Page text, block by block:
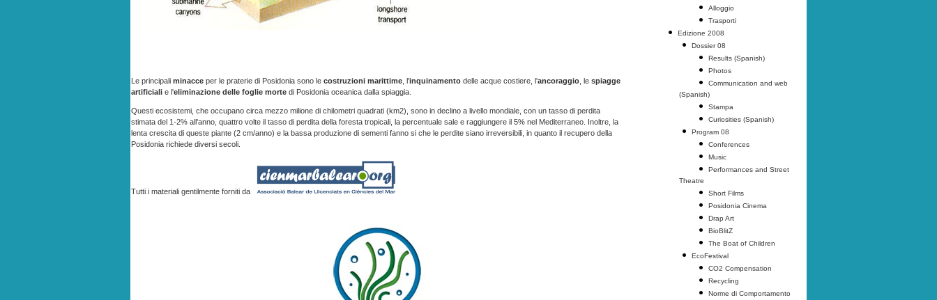
Le principali minacce per le praterie di Posidonia sono le costruzioni marittime , l'inquinamento delle acque costiere, l'ancoraggio , le spiagge
artificiali e l'eliminazione delle foglie morte di Posidonia oceanica dalla spiaggia.
Questi ecosistemi, che occupano circa mezzo milione di chilometri quadrati (km2), sono in declino a livello mondiale, con un tasso di perdita
stimata del 1-2% all'anno, quattro volte il tasso di perdita della foresta tropicali, la percentuale sale e raggiungere il 5% nel Mediterraneo. Inoltre, la
lenta crescita di queste piante (2 cm/anno) e la bassa produzione di sementi fanno si che le perdite siano irreversibili, in quanto il recupero della
Posidonia richiede diversi secoli.
Tutti i materiali gentilmente forniti da
Alloggio
Trasporti
Edizione 2008
Dossier 08
Results (Spanish)
Photos
Communication and web
(Spanish)
Stampa
Curiosities (Spanish)
Program 08
Conferences
Music
Performances and Street
Theatre
Short Films
Posidonia Cinema
Drap Art
BioBlitZ
The Boat of Children
EcoFestival
CO2 Compensation
Recycling
Norme di Comportamento